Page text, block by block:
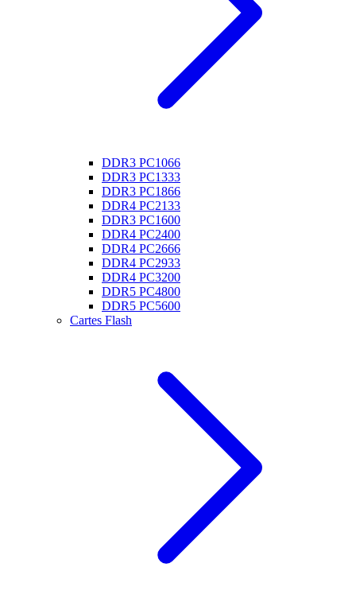
DDR3 PC1066
DDR3 PC1333
DDR3 PC1866
DDR4 PC2133
DDR3 PC1600
DDR4 PC2400
DDR4 PC2666
DDR4 PC2933
DDR4 PC3200
DDR5 PC4800
DDR5 PC5600
Cartes Flash